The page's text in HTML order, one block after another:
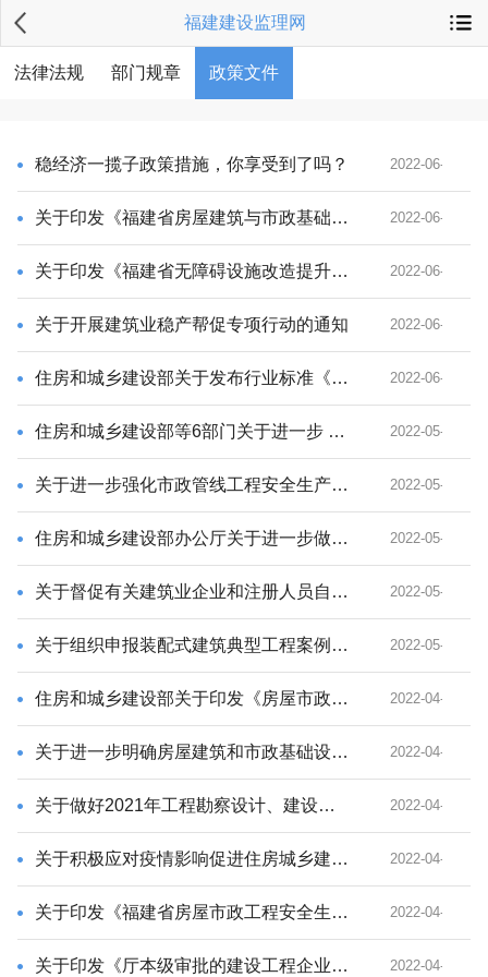
福建建设监理网
法律法规 部门规章 政策文件
稳经济一揽子政策措施，你享受到了吗？ 2022-06-14
关于印发《福建省房屋建筑与市政基础设施工程建设项目施工现场技能工人配备导则（试行）》的通知 2022-06-09
关于印发《福建省无障碍设施改造提升工程建设技术导则》和《福建省无障碍设施样板项目和样板区建设指引》（试行）的通知 2022-06-09
关于开展建筑业稳产帮促专项行动的通知 2022-06-02
住房和城乡建设部关于发布行业标准《房屋建筑统一编码与基本属性数据标准》的公告 2022-06-01
住房和城乡建设部等6部门关于进一步 加强农村生活垃圾收运处置体系建设管理的通知 2022-05-26
关于进一步强化市政管线工程安全生产有关事项的通知 2022-05-23
住房和城乡建设部办公厅关于进一步做好市政基础设施安全运行管理的通知 2022-05-11
关于督促有关建筑业企业和注册人员自行整改违规注册行为的通知 2022-05-11
关于组织申报装配式建筑典型工程案例的通知 2022-05-10
住房和城乡建设部关于印发《房屋市政工程生产安全重大事故隐患判定标准（2022版）》的通知 2022-04-24
关于进一步明确房屋建筑和市政基础设施工程施工图设计文件执行工程建设规范标准有关要求的通知 2022-04-22
关于做好2021年工程勘察设计、建设工程监理统计调查工作的通知 2022-04-22
关于积极应对疫情影响促进住房城乡建设行业健康发展若干措施的通知 2022-04-19
关于印发《福建省房屋市政工程安全生产治理专项行动实施方案》的通知 2022-04-15
关于印发《厅本级审批的建设工程企业资质动态核查专项行动实施方案》的通知 2022-04-12